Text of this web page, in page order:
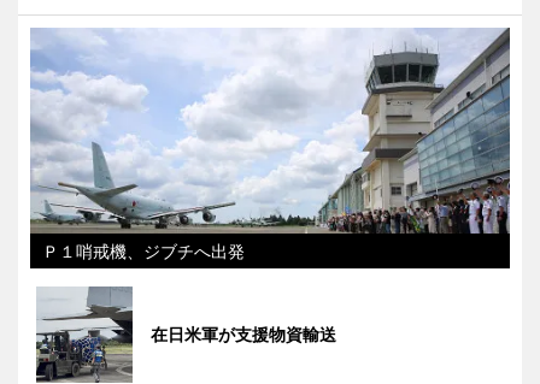
Ｐ１哨戒機、ジブチへ出発
在日米軍が支援物資輸送